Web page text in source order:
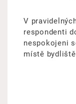
V
respondenti
nespokojeni
místě